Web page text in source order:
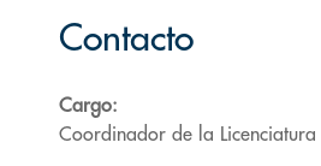
Contacto
Cargo:
Coordinador de la